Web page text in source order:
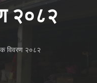
२०८२
विवरण २०८२